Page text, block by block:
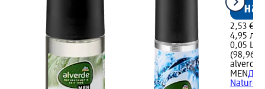
2,53 €
4,95 лв.
0,05 L
(98,96
alverde
MENДео
Nature,